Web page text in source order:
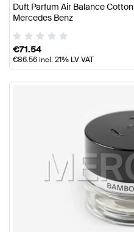
Duft Parfum Air Balance
Mercedes Benz
€71.54
€86.56incl. 21% LV VAT